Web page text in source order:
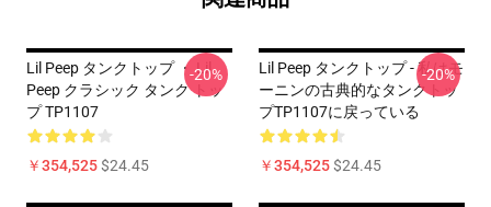
Lil Peep タンクトップ ・ Lil
Peep クラシック タンク トッ
プ TP1107
￥354,525$24.45
-20%
Lil Peep タンクトップ - 私はモ
ーニンの古典的なタンクトッ
プTP1107に戻っている
￥354,525$24.45
-20%